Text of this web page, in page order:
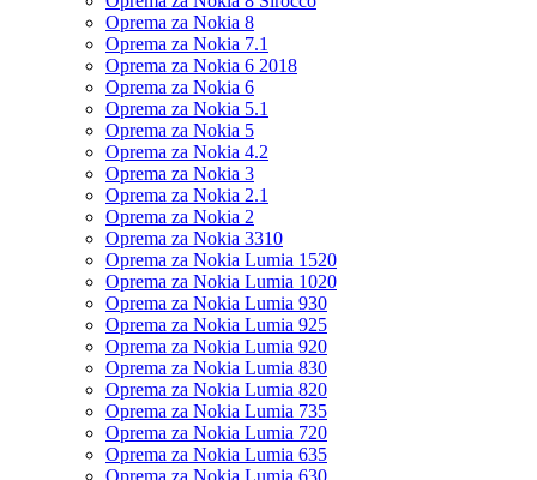
Oprema za Nokia 8
Oprema za Nokia 7.1
Oprema za Nokia 6 2018
Oprema za Nokia 6
Oprema za Nokia 5.1
Oprema za Nokia 5
Oprema za Nokia 4.2
Oprema za Nokia 3
Oprema za Nokia 2.1
Oprema za Nokia 2
Oprema za Nokia 3310
Oprema za Nokia Lumia 1520
Oprema za Nokia Lumia 1020
Oprema za Nokia Lumia 930
Oprema za Nokia Lumia 925
Oprema za Nokia Lumia 920
Oprema za Nokia Lumia 830
Oprema za Nokia Lumia 820
Oprema za Nokia Lumia 735
Oprema za Nokia Lumia 720
Oprema za Nokia Lumia 635
Oprema za Nokia Lumia 630